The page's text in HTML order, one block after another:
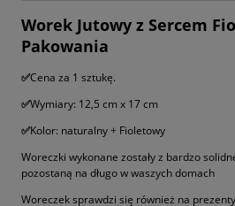
Worek Jutowy z Sercem
Pakowania
✅Cena za 1 sztukę.
✅Wymiary: 12,5 cm x 17 cm
✅Kolor: naturalny + Fioletowy
Woreczki wykonane zostały z bardzo
pozostaną na długo w waszych domach
Woreczek sprawdzi się również na